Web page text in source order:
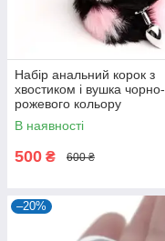
Набір анальний корок з
хвостиком і вушка чорно-
рожевого кольору
В наявності
500 ₴ 600 ₴
–20%